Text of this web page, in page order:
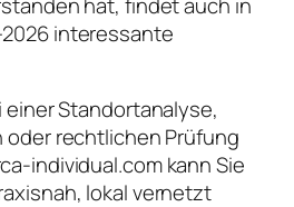
interessante
einer Standortanalyse,
rechtlichen Prüfung
individual.com kann Sie
lokal vernetzt